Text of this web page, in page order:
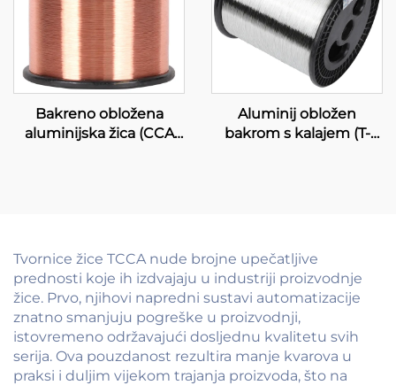
Bakreno obložena
aluminijska žica (CCA
Aluminij obložen
bakrom s kalajem (T-
Tvornice žice TCCA nude brojne upečatljive
prednosti koje ih izdvajaju u industriji proizvodnje
žice. Prvo, njihovi napredni sustavi automatizacije
znatno smanjuju pogreške u proizvodnji,
istovremeno održavajući dosljednu kvalitetu svih
serija. Ova pouzdanost rezultira manje kvarova u
praksi i duljim vijekom trajanja proizvoda, što na